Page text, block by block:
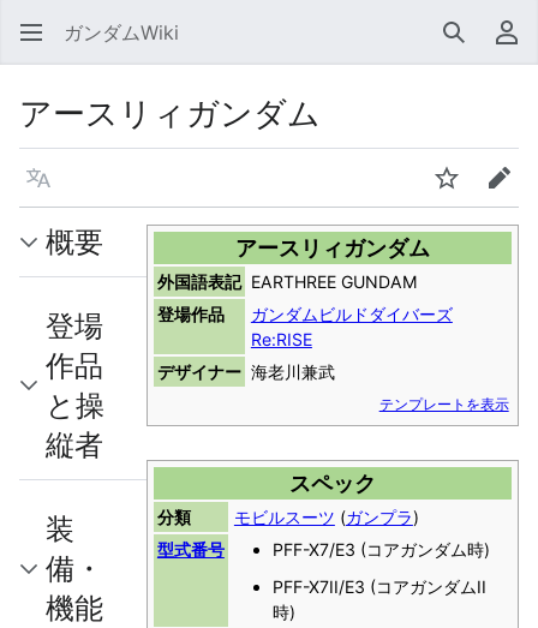
ガンダムWiki 検索 利
アースリィガンダム
言語 ウォッチ編集
アースリィガンダム
外国語表記 EARTHREE GUNDAM
登場作品
ガンダムビルドダイバーズ
Re:RISE
デザイナー 海老川兼武
テンプレートを表示
スペック
分類 モビルスーツ (ガンプラ)
型式番号
PFF-X7/E3 (コアガンダム時)
PFF-X7II/E3 (コアガンダムII
時)
概要
登場
作品
と操
縦者
装
備・
機能